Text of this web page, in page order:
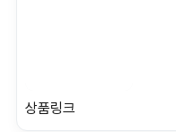
상품링크